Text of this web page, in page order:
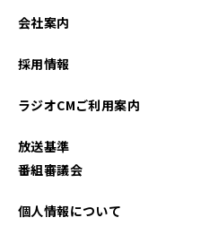
2025年04月
会社案内
採用情報
ラジオCMご利用案内
放送基準
番組審議会
個人情報について